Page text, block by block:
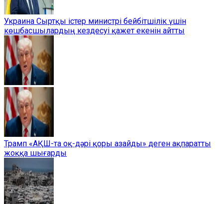
Украина Сыртқы істер министрі бейбітшілік үшін
көшбасшылардың кездесуі қажет екенін айтты
Трамп «АҚШ-та оқ-дәрі қоры азайды» деген ақпаратты
жоққа шығарды